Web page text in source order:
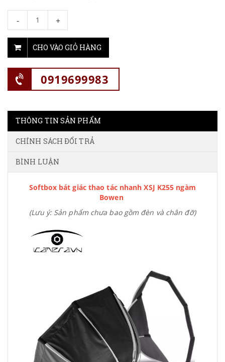
- +
CHO VÀO GIỎ HÀNG
0919699983
THÔNG TIN SẢN PHẨM
CHÍNH SÁCH ĐỔI TRẢ
BÌNH LUẬN
Softbox bát giác thao tác nhanh XSJ K255 ngàm
Bowen
(Lưu ý: Sản phẩm chưa bao gồm đèn và chân đỡ)